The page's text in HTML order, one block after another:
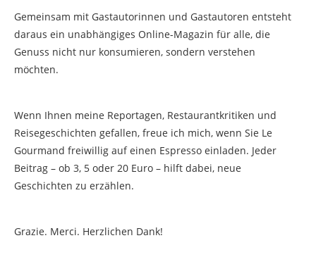
Gemeinsam mit Gastautorinnen und Gastautoren entsteht
daraus ein unabhängiges Online-Magazin für alle, die
Genuss nicht nur konsumieren, sondern verstehen
möchten.
Wenn Ihnen meine Reportagen, Restaurantkritiken und
Reisegeschichten gefallen, freue ich mich, wenn Sie Le
Gourmand freiwillig auf einen Espresso einladen. Jeder
Beitrag – ob 3, 5 oder 20 Euro – hilft dabei, neue
Geschichten zu erzählen.
Grazie. Merci. Herzlichen Dank!